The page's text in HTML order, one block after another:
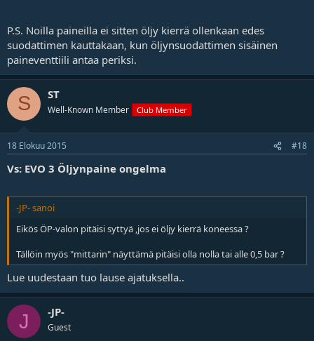
P.S. Noilla paineilla ei sitten öljy kierrä ollenkaan edes
suodattimen kauttakaan, kun öljynsuodattimen sisäinen
paineventtiili antaa periksi.
S ST
Well-Known Member Club Member
18 Elokuu 2015 #18
Vs: EVO 3 Öljynpaine ongelma
-JP- sanoi
Eikös ÖP-valon pitäisi syttyä ,jos ei öljy kierrä koneessa ?
Tällöin myös "mittarin" näyttämä pitäisi olla nolla tai alle 0,5 bar ?
Lue uudestaan tuo lause ajatuksella..
J -JP-
Guest